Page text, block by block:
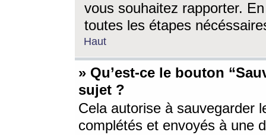
vous souhaitez rapporter.
toutes les étapes
Haut
» Qu’est-ce le bouton
sujet ?
Cela autorise à sauvegarder
complétés et envoyés à une